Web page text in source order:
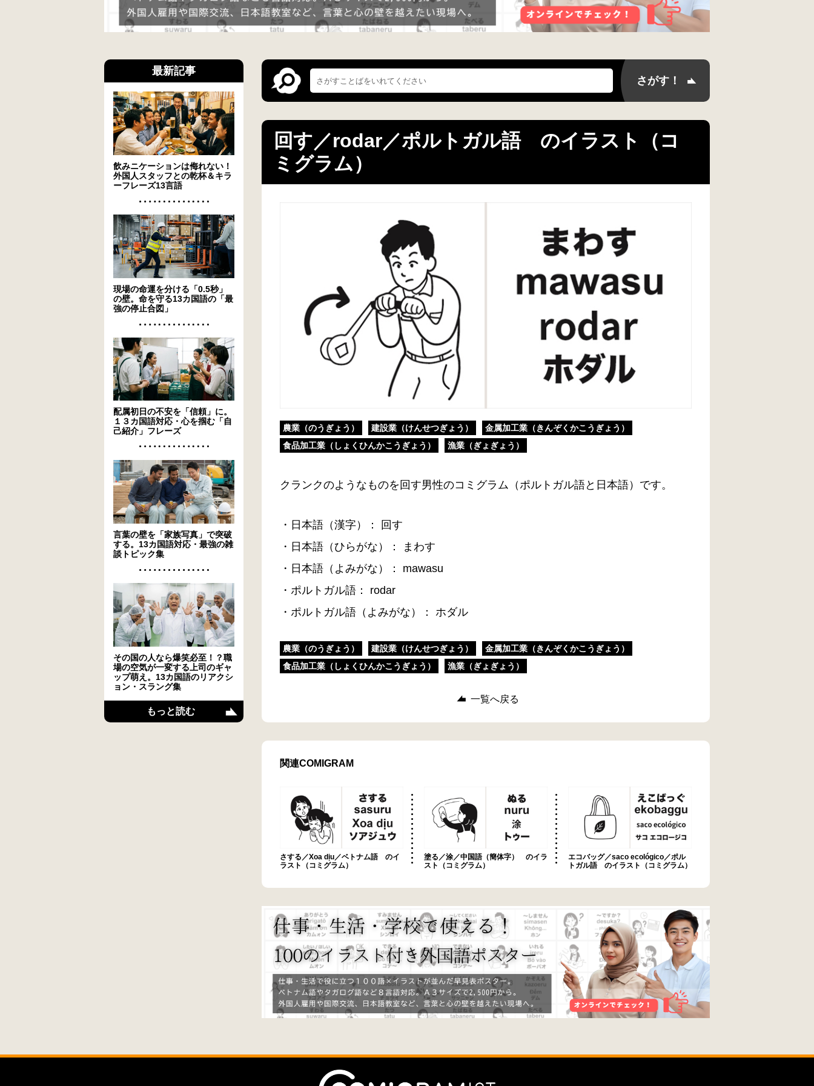
回す／rodar／ポルトガル語 のイラスト（コ
ミグラム）
農業（のうぎょう） 建設業（けんせつぎょう）
金属加工業（きんぞくかこうぎょう）
食品加工業（しょくひんかこうぎょう）
漁業（ぎょぎょう）
クランクのようなものを回す男性のコミグラム（ポルトガル語と日本語）です。
・日本語（漢字）： 回す
・日本語（ひらがな）： まわす
・日本語（よみがな）： mawasu
・ポルトガル語： rodar
・ポルトガル語（よみがな）： ホダル
農業（のうぎょう） 建設業（けんせつぎょう）
金属加工業（きんぞくかこうぎょう）
食品加工業（しょくひんかこうぎょう）
漁業（ぎょぎょう）
一覧へ戻る
関連COMIGRAM
さする／Xoa dịu／ベトナム語 のイ
ラスト（コミグラム）
塗る／涂／中国語（簡体字） のイラ
スト（コミグラム）
エコバッグ／saco ecológico／ポル
トガル語 のイラスト（コミグラム）
最新記事
飲みニケーションは侮れない！
外国人スタッフとの乾杯＆キラ
ーフレーズ13言語
現場の命運を分ける「0.5秒」
の壁。命を守る13カ国語の「最
強の停止合図」
配属初日の不安を「信頼」に。
１３カ国語対応・心を掴む「自
己紹介」フレーズ
言葉の壁を「家族写真」で突破
する。13カ国語対応・最強の雑
談トピック集
その国の人なら爆笑必至！？職
場の空気が一変する上司のギャ
ップ萌え。13カ国語のリアクシ
ョン・スラング集
もっと読む